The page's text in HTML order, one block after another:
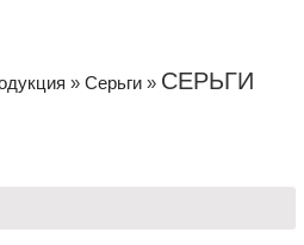
» Серьги » СЕРЬГИ